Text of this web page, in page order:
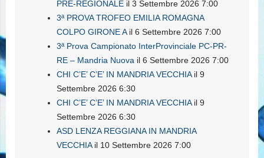
PRE-REGIONALE il 3 Settembre 2026 7:00
3ª PROVA TROFEO EMILIA ROMAGNA
COLPO GIRONE Ail 6 Settembre 2026 7:00
3ª Prova Campionato InterProvinciale PC-PR-
RE – Mandria Nuova il 6 Settembre 2026 7:00
CHI C’E’ C’E’ IN MANDRIA VECCHIAil 9
Settembre 2026 6:30
CHI C’E’ C’E’ IN MANDRIA VECCHIAil 9
Settembre 2026 6:30
ASD LENZA REGGIANA IN MANDRIA
VECCHIAil 10 Settembre 2026 7:00